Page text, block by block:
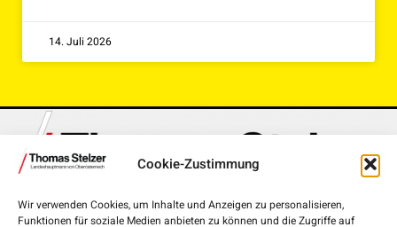
Cookie-Zustimmung
Wir verwenden Cookies, um Inhalte und Anzeigen zu personalisieren,
Funktionen für soziale Medien anbieten zu können und die Zugriffe auf
14. Juli 2026